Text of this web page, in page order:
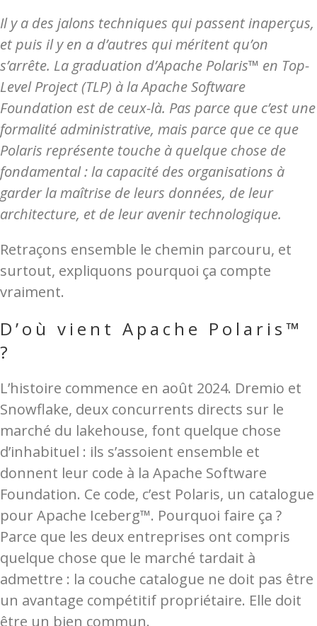
Il y a des jalons techniques qui passent inaperçus,
et puis il y en a d’autres qui méritent qu’on
s’arrête. La graduation d’Apache Polaris™ en Top-
Level Project (TLP) à la Apache Software
Foundation est de ceux-là. Pas parce que c’est une
formalité administrative, mais parce que ce que
Polaris représente touche à quelque chose de
fondamental : la capacité des organisations à
garder la maîtrise de leurs données, de leur
architecture, et de leur avenir technologique.
Retraçons ensemble le chemin parcouru, et
surtout, expliquons pourquoi ça compte
vraiment.
D’où vient Apache Polaris™
?
L’histoire commence en août 2024. Dremio et
Snowflake, deux concurrents directs sur le
marché du lakehouse, font quelque chose
d’inhabituel : ils s’assoient ensemble et
donnent leur code à la Apache Software
Foundation. Ce code, c’est Polaris, un catalogue
pour Apache Iceberg™. Pourquoi faire ça ?
Parce que les deux entreprises ont compris
quelque chose que le marché tardait à
admettre : la couche catalogue ne doit pas être
un avantage compétitif propriétaire. Elle doit
être un bien commun.